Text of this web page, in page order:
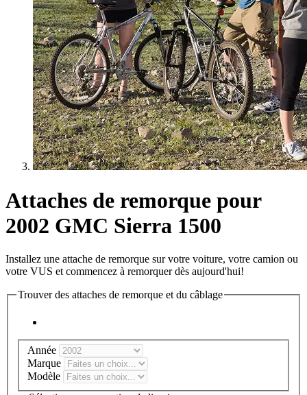
Attaches de remorque pour
2002 GMC Sierra 1500
Installez une attache de remorque sur votre voiture, votre camion ou
votre VUS et commencez à remorquer dès aujourd'hui!
Trouver des attaches de remorque et du câblage
Année
Marque
Modèle